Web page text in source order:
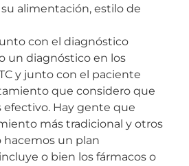
alimentación, estilo de
con el diagnóstico
un diagnóstico en los
y junto con el paciente
que considero que
efectivo. Hay gente que
más tradicional y otros
hacemos un plan
o bien los fármacos o